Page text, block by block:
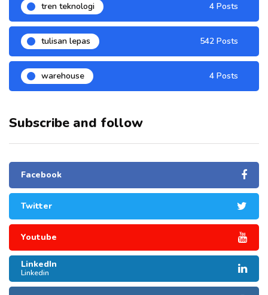
tren teknologi 4 Posts
tulisan lepas 542 Posts
warehouse 4 Posts
Subscribe and follow
Facebook
Twitter
Youtube
LinkedIn
Linkedin